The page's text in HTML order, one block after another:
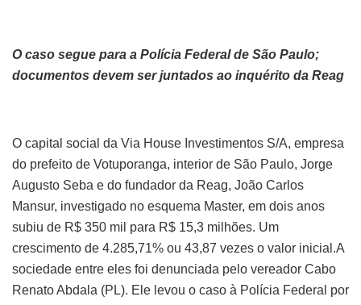
O caso segue para a Polícia Federal de São Paulo;
documentos devem ser juntados ao inquérito da Reag
O capital social da Via House Investimentos S/A, empresa
do prefeito de Votuporanga, interior de São Paulo, Jorge
Augusto Seba e do fundador da Reag, João Carlos
Mansur, investigado no esquema Master, em dois anos
subiu de R$ 350 mil para R$ 15,3 milhões. Um
crescimento de 4.285,71% ou 43,87 vezes o valor inicial.A
sociedade entre eles foi denunciada pelo vereador Cabo
Renato Abdala (PL). Ele levou o caso à Polícia Federal por